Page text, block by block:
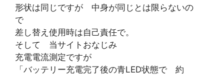
形状は同じですが 中身が同じとは限らないの
で
差し替え使用時は自己責任で。
そして 当サイトおなじみ
充電電流測定ですが
「バッテリー充電完了後の青LED状態で 約